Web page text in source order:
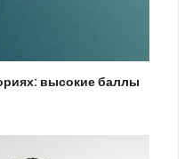
высокие баллы